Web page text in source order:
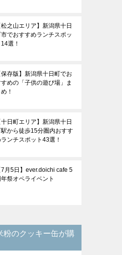
松之山エリア】新潟県十日
でおすすめランチスポッ
14選！
保存版】新潟県十日町でお
めの「子供の遊び場」ま
！
十日町エリア】新潟県十日
から徒歩15分圏内おすす
ンチスポット43選！
7月5日】ever.doichi cafe 5
年祭オペライベント
粉のクッキー缶が購